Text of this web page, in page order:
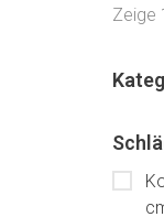
Zeige